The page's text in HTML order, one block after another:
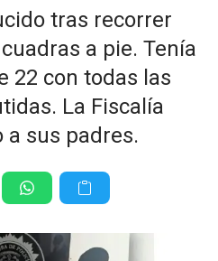
tras recorrer
a pie. Tenía
22 con todas las
La Fiscalía
sus padres.